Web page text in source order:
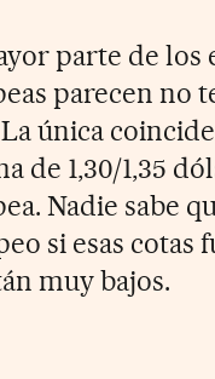
parte de los
parecen no
única
de 1,30/1,35
Nadie sabe
si esas cotas
muy bajos.